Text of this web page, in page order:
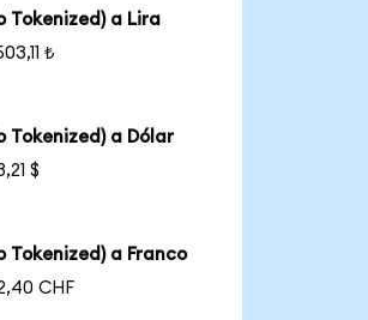
Tokenized) a Lira
₺
Tokenized) a Dólar
$
Tokenized) a Franco
CHF